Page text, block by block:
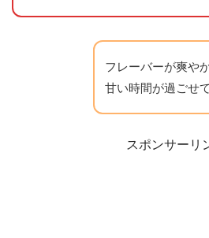
フレーバーが爽や
甘い時間が過ごせ
スポンサーリ